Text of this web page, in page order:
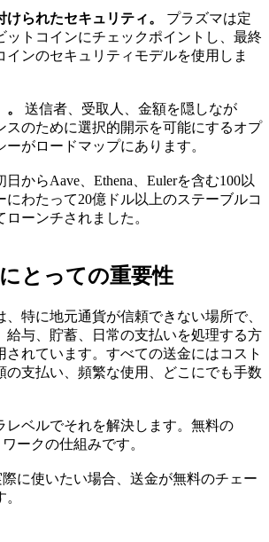
られたセキュリティ。
プラズマは定
ットコインにチェックポイントし、最終
インのセキュリティモデルを使用しま
送信者、受取人、金額を隠しなが
スのために選択的開示を可能にするオプ
がロードマップにあります。
からAave、Ethena、Eulerを含む100以
にわたって20億ドル以上のステーブルコ
ーンチされました。
とっての重要性
、特に地元通貨が信頼できない場所で、
給与、貯蓄、日常の支払いを処理する方
されています。すべての送金にはコスト
の支払い、頻繁な使用、どこにでも手数
レベルでそれを解決します。無料の
ークの仕組みです。
に使いたい場合、送金が無料のチェー